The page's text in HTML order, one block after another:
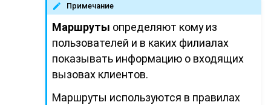
Примечание
Маршруты определяют кому из
пользователей и в каких филиалах
показывать информацию о входящих
вызовах клиентов.
Маршруты используются в правилах